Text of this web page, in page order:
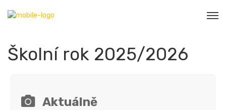
Školní rok 2025/2026
Aktuálně